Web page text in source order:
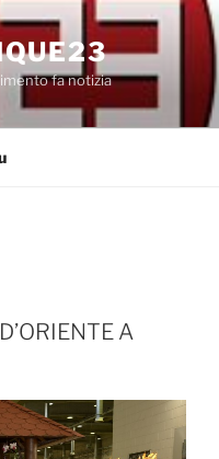
fa notizia
A